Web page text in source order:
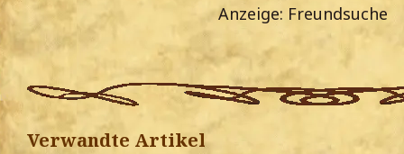
Anzeige: Freundsuche
Verwandte Artikel